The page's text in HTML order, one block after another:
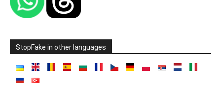
StopFake in other languages